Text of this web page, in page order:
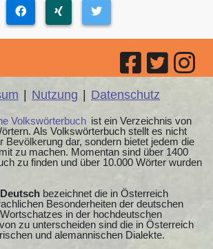
Nutzung Datenschutz
Volkswörterbuch ist ein Verzeichnis von
Als Volkswörterbuch stellt es nicht
Bevölkerung dar, sondern bietet jedem die
zu machen. Momentan sind über 1400
zu finden und über 10.000 Wörter wurden
bezeichnet die in Österreich
Besonderheiten der deutschen
in der hochdeutschen
zu unterscheiden sind die in Österreich
und alemannischen Dialekte.